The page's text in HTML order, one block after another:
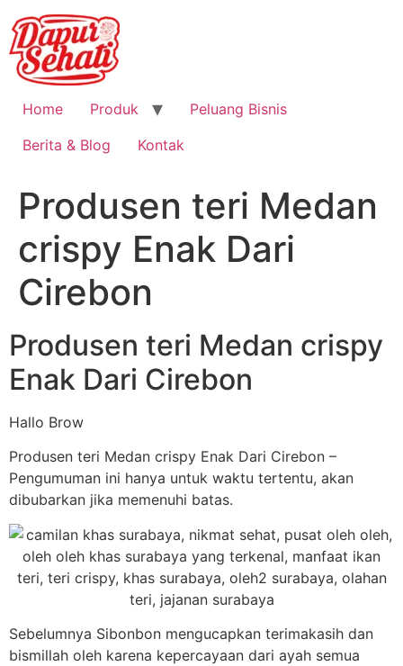
Home Produk
Peluang Bisnis
Berita & Blog
Kontak
Produsen teri Medan
crispy Enak Dari
Cirebon
Produsen teri Medan crispy
Enak Dari Cirebon
Hallo Brow
Produsen teri Medan crispy Enak Dari Cirebon –
Pengumuman ini hanya untuk waktu tertentu, akan
dibubarkan jika memenuhi batas.
Sebelumnya Sibonbon mengucapkan terimakasih dan
bismillah oleh karena kepercayaan dari ayah semua